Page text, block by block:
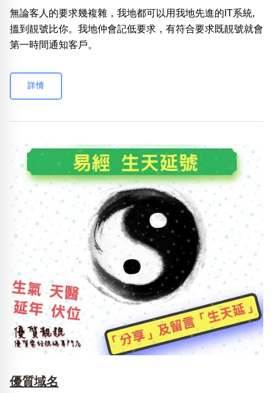
無論客人的要求幾複雜，我地都可以用我地先進的IT系統,
搵到靚號比你。我地仲會記低要求，有符合要求既靚號就會
第一時間通知客戶。
詳情
優質域名